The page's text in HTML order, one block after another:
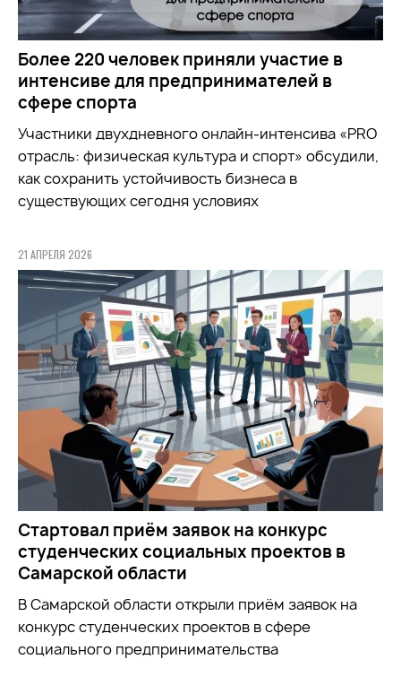
Более 220 человек приняли участие в
интенсиве для предпринимателей в
сфере спорта
Участники двухдневного онлайн-интенсива «PRO
отрасль: физическая культура и спорт» обсудили,
как сохранить устойчивость бизнеса в
существующих сегодня условиях
21 АПРЕЛЯ 2026
Стартовал приём заявок на конкурс
студенческих социальных проектов в
Самарской области
В Самарской области открыли приём заявок на
конкурс студенческих проектов в сфере
социального предпринимательства